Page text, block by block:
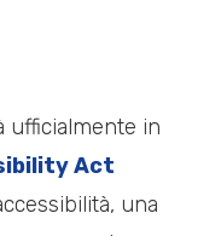
ufficialmente in
Act
una